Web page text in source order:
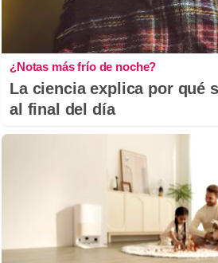
¿Notas más frío de noche?
La ciencia explica por qué
al final del día